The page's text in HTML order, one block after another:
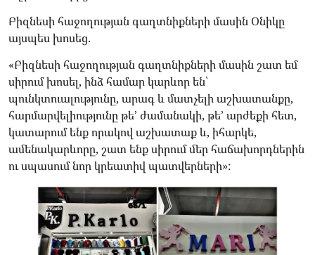
Բիզնեսի հաջողության գաղտնիքների մասին Օնիկը
այսպես խոսեց.
«Բիզնեսի հաջողության գաղտնիքների մասին շատ եմ
սիրում խոսել, ինձ համար կարևոր են՝
պունկտուալությունը, արագ և մատչելի աշխատանքը,
հարմարվելիությունը թե’ ժամանակի, թե’ արժեքի հետ,
կատարում ենք որակով աշխատաք և, իհարկե,
ամենակարևորը, շատ ենք սիրում մեր հաճախորդներին
ու սպասում նոր կրեատիվ պատվերների»: